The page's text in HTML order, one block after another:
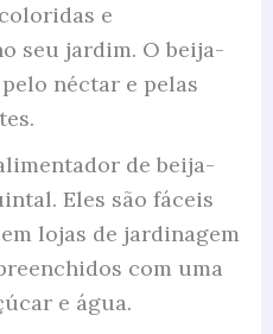
e
seu jardim. O beija-
néctar e pelas
de beija-
Eles são fáceis
lojas de jardinagem
com uma
e água.